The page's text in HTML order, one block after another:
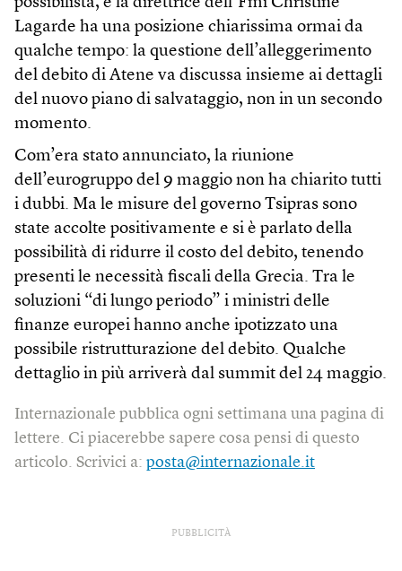
Lagarde ha una posizione chiarissima ormai da
qualche tempo: la questione dell’alleggerimento
del debito di Atene va discussa insieme ai dettagli
del nuovo piano di salvataggio, non in un secondo
momento.
Com’era stato annunciato, la riunione
dell’eurogruppo del 9 maggio non ha chiarito tutti
i dubbi. Ma le misure del governo Tsipras sono
state accolte positivamente e si è parlato della
possibilità di ridurre il costo del debito, tenendo
presenti le necessità fiscali della Grecia. Tra le
soluzioni “di lungo periodo” i ministri delle
finanze europei hanno anche ipotizzato una
possibile ristrutturazione del debito. Qualche
dettaglio in più arriverà dal summit del 24 maggio.
Internazionale pubblica ogni settimana una pagina di
lettere. Ci piacerebbe sapere cosa pensi di questo
articolo. Scrivici a: posta@internazionale.it
PUBBLICITÀ